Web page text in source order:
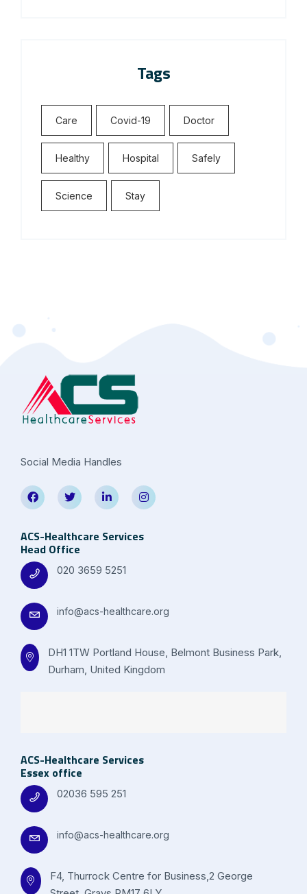
Tags
Care Covid-19 Doctor
Healthy Hospital Safely
Science Stay
Social Media Handles
ACS-Healthcare Services
Head Office
020 3659 5251
info@acs-healthcare.org
DH1 1TW Portland House, Belmont Business Park,
Durham, United Kingdom
ACS-Healthcare Services
Essex office
02036 595 251
info@acs-healthcare.org
F4, Thurrock Centre for Business,2 George